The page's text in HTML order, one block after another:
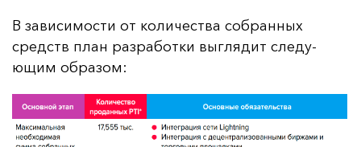
В за­ви­си­мос­ти от ко­ли­чес­тва соб­ран­ных
средств план раз­ра­бот­ки выг­ля­дит сле­ду­
ющим об­ра­зом: